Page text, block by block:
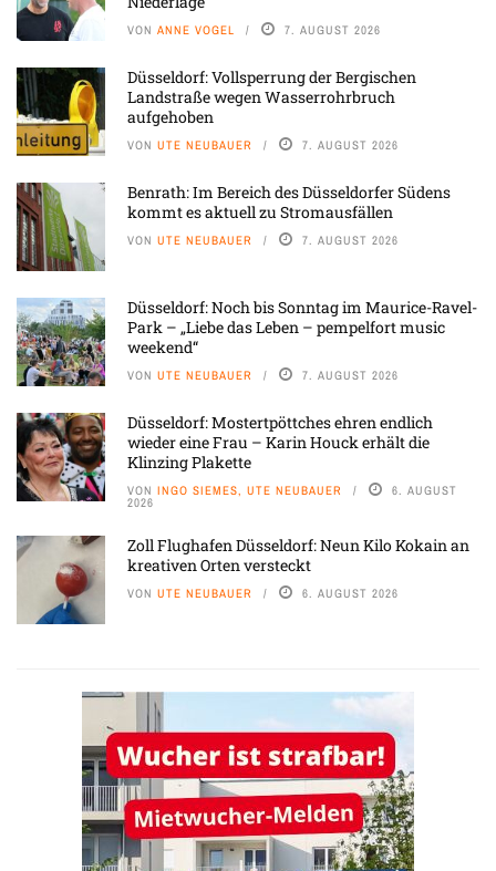
VON ANNE VOGEL 7. AUGUST 2026
Düsseldorf: Vollsperrung der Bergischen
Landstraße wegen Wasserrohrbruch
aufgehoben
VON UTE NEUBAUER 7. AUGUST 2026
Benrath: Im Bereich des Düsseldorfer Südens
kommt es aktuell zu Stromausfällen
VON UTE NEUBAUER 7. AUGUST 2026
Düsseldorf: Noch bis Sonntag im Maurice-Ravel-
Park – „Liebe das Leben – pempelfort music
weekend“
VON UTE NEUBAUER 7. AUGUST 2026
Düsseldorf: Mostertpöttches ehren endlich
wieder eine Frau – Karin Houck erhält die
Klinzing Plakette
VON INGO SIEMES, UTE NEUBAUER 6. AUGUST
2026
Zoll Flughafen Düsseldorf: Neun Kilo Kokain an
kreativen Orten versteckt
VON UTE NEUBAUER 6. AUGUST 2026